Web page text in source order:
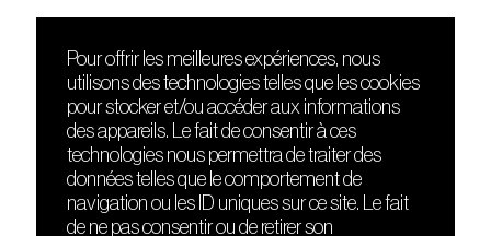
DÉCOUVRIR
Le lieu
Contact
Presse
Cours de DJing
TMLAB
FRIENDS
Nuits sonores
HEAT
Hôtel71
La Gaîté Lyrique
Pour offrir les meilleures expériences, nous
utilisons des technologies telles que les cookies
pour stocker et/ou accéder aux informations
des appareils. Le fait de consentir à ces
technologies nous permettra de traiter des
données telles que le comportement de
navigation ou les ID uniques sur ce site. Le fait
de ne pas consentir ou de retirer son